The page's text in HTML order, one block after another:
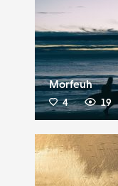
Morfeuh
4 19